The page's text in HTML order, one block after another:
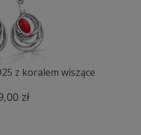
z koralem wiszące
zł